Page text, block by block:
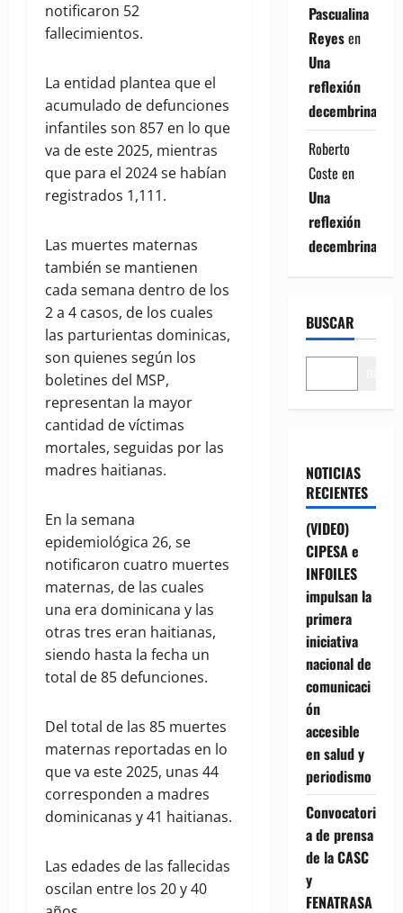
notificaron 52
fallecimientos.
La entidad plantea que el
acumulado de defunciones
infantiles son 857 en lo que
va de este 2025, mientras
que para el 2024 se habían
registrados 1,111.
Las muertes maternas
también se mantienen
cada semana dentro de los
2 a 4 casos, de los cuales
las parturientas dominicas,
son quienes según los
boletines del MSP,
representan la mayor
cantidad de víctimas
mortales, seguidas por las
madres haitianas.
En la semana
epidemiológica 26, se
notificaron cuatro muertes
maternas, de las cuales
una era dominicana y las
otras tres eran haitianas,
siendo hasta la fecha un
total de 85 defunciones.
Del total de las 85 muertes
maternas reportadas en lo
que va este 2025, unas 44
corresponden a madres
dominicanas y 41 haitianas.
Las edades de las fallecidas
oscilan entre los 20 y 40
Pascualina
Reyesen
Una
reflexión
decembrina
Roberto
Coste en
Una
reflexión
decembrina
BUSCAR
NOTICIAS
RECIENTES
(VIDEO)
CIPESA e
INFOILES
impulsan la
primera
iniciativa
nacional de
comunicaci
ón
accesible
en salud y
periodismo
Convocatori
a de prensa
de la CASC
y
FENATRASA